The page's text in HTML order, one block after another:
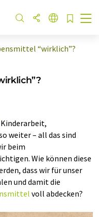
“wirklich”?
weiter – all das sind
beim
Wie können diese
dass wir für unser
und damit die
voll abdecken?